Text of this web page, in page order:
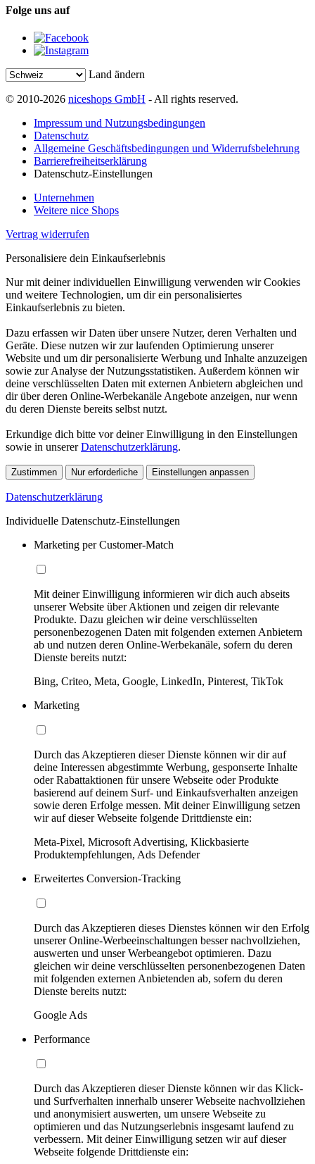
Folge uns auf
Land ändern
© 2010-2026 niceshops GmbH - All rights reserved.
Impressum und Nutzungsbedingungen
Datenschutz
Allgemeine Geschäftsbedingungen und Widerrufsbelehrung
Barrierefreiheitserklärung
Datenschutz-Einstellungen
Unternehmen
Weitere nice Shops
Vertrag widerrufen
Personalisiere dein Einkaufserlebnis
Nur mit deiner individuellen Einwilligung verwenden wir Cookies
und weitere Technologien, um dir ein personalisiertes
Einkaufserlebnis zu bieten.
Dazu erfassen wir Daten über unsere Nutzer, deren Verhalten und
Geräte. Diese nutzen wir zur laufenden Optimierung unserer
Website und um dir personalisierte Werbung und Inhalte anzuzeigen
sowie zur Analyse der Nutzungsstatistiken. Außerdem können wir
deine verschlüsselten Daten mit externen Anbietern abgleichen und
dir über deren Online-Werbekanäle Angebote anzeigen, nur wenn
du deren Dienste bereits selbst nutzt.
Erkundige dich bitte vor deiner Einwilligung in den Einstellungen
sowie in unsererDatenschutzerklärung.
Zustimmen Nur erforderliche Einstellungen anpassen
Datenschutzerklärung
Individuelle Datenschutz-Einstellungen
Marketing per Customer-Match
Mit deiner Einwilligung informieren wir dich auch abseits
unserer Website über Aktionen und zeigen dir relevante
Produkte. Dazu gleichen wir deine verschlüsselten
personenbezogenen Daten mit folgenden externen Anbietern
ab und nutzen deren Online-Werbekanäle, sofern du deren
Dienste bereits nutzt:
Bing, Criteo, Meta, Google, LinkedIn, Pinterest, TikTok
Marketing
Durch das Akzeptieren dieser Dienste können wir dir auf
deine Interessen abgestimmte Werbung, gesponserte Inhalte
oder Rabattaktionen für unsere Webseite oder Produkte
basierend auf deinem Surf- und Einkaufsverhalten anzeigen
sowie deren Erfolge messen. Mit deiner Einwilligung setzen
wir auf dieser Webseite folgende Drittdienste ein:
Meta-Pixel, Microsoft Advertising, Klickbasierte
Produktempfehlungen, Ads Defender
Erweitertes Conversion-Tracking
Durch das Akzeptieren dieses Dienstes können wir den Erfolg
unserer Online-Werbeeinschaltungen besser nachvollziehen,
auswerten und unser Werbeangebot optimieren. Dazu
gleichen wir deine verschlüsselten personenbezogenen Daten
mit folgenden externen Anbietenden ab, sofern du deren
Dienste bereits nutzt:
Google Ads
Performance
Durch das Akzeptieren dieser Dienste können wir das Klick-
und Surfverhalten innerhalb unserer Webseite nachvollziehen
und anonymisiert auswerten, um unsere Webseite zu
optimieren und das Nutzungserlebnis insgesamt laufend zu
verbessern. Mit deiner Einwilligung setzen wir auf dieser
Webseite folgende Drittdienste ein: